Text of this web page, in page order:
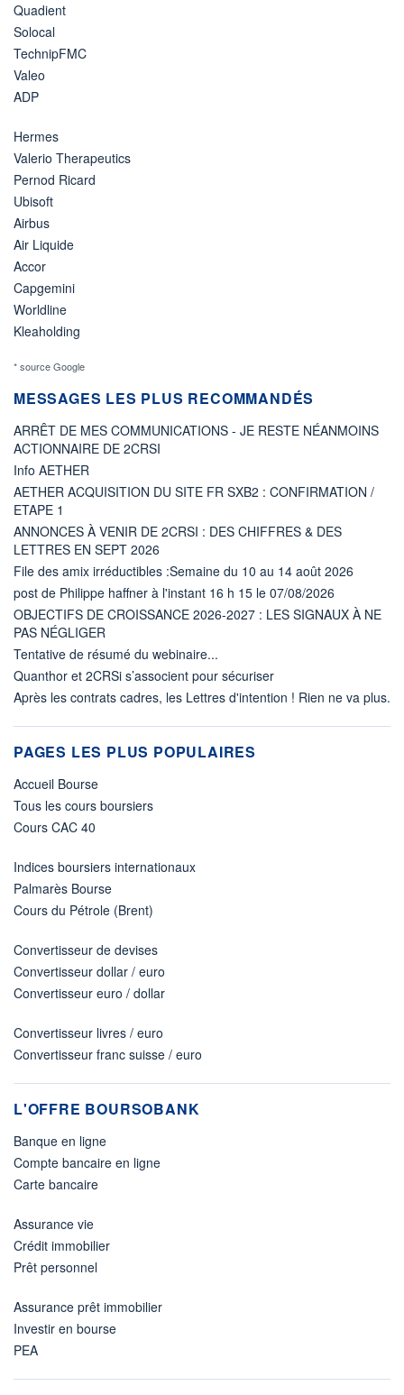
Quadient
Solocal
TechnipFMC
Valeo
ADP
Hermes
Valerio Therapeutics
Pernod Ricard
Ubisoft
Airbus
Air Liquide
Accor
Capgemini
Worldline
Kleaholding
* source Google
MESSAGES LES PLUS RECOMMANDÉS
ARRÊT DE MES COMMUNICATIONS - JE RESTE NÉANMOINS
ACTIONNAIRE DE 2CRSI
Info AETHER
AETHER ACQUISITION DU SITE FR SXB2 : CONFIRMATION /
ETAPE 1
ANNONCES À VENIR DE 2CRSI : DES CHIFFRES & DES
LETTRES EN SEPT 2026
File des amix irréductibles :Semaine du 10 au 14 août 2026
post de Philippe haffner à l'instant 16 h 15 le 07/08/2026
OBJECTIFS DE CROISSANCE 2026-2027 : LES SIGNAUX À NE
PAS NÉGLIGER
Tentative de résumé du webinaire...
Quanthor et 2CRSi s’associent pour sécuriser
Après les contrats cadres, les Lettres d'intention ! Rien ne va plus.
PAGES LES PLUS POPULAIRES
Accueil Bourse
Tous les cours boursiers
Cours CAC 40
Indices boursiers internationaux
Palmarès Bourse
Cours du Pétrole (Brent)
Convertisseur de devises
Convertisseur dollar / euro
Convertisseur euro / dollar
Convertisseur livres / euro
Convertisseur franc suisse / euro
L'OFFRE BOURSOBANK
Banque en ligne
Compte bancaire en ligne
Carte bancaire
Assurance vie
Crédit immobilier
Prêt personnel
Assurance prêt immobilier
Investir en bourse
PEA